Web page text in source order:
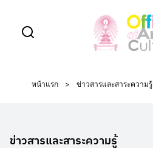
content
หน้าแรก > ข่าวสารและสาระความรู้
ข่าวสารและสาระความรู้